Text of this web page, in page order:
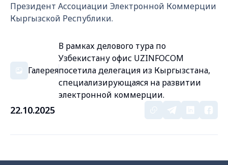
Президент Ассоциации Электронной Коммерции
Кыргызской Республики.
Галерея
В рамках делового тура по
Узбекистану офис UZINFOCOM
посетила делегация из Кыргызстана,
специализирующаяся на развитии
электронной коммерции.
22.10.2025